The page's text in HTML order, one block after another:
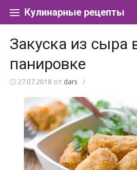
Кулинарные рецепты
Закуска из сыра
панировке
27.07.2018 от dars /